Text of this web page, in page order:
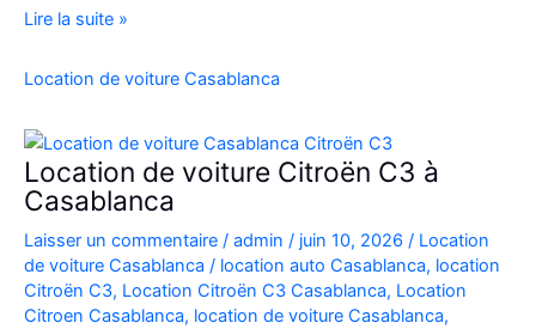
Location
208
Diesel
à
Casablanca
Louer
Facilement
Lire la suite »
Location de voiture Casablanca
Location de voiture Citroën C3 à
Casablanca
Laisser un commentaire / admin / juin 10, 2026 / Location
de voiture Casablanca / location auto Casablanca, location
Citroën C3, Location Citroën C3 Casablanca, Location
Citroen Casablanca, location de voiture Casablanca,